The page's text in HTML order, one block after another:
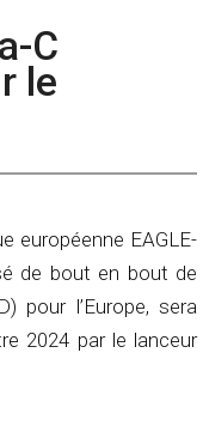
C
le
européenne EAGLE-
de bout en bout de
pour l’Europe, sera
2024 par le lanceur